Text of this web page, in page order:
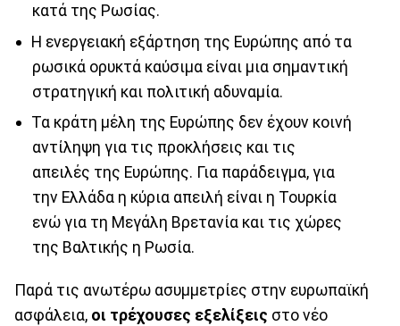
κατά της Ρωσίας.
Η ενεργειακή εξάρτηση της Ευρώπης από τα
ρωσικά ορυκτά καύσιμα είναι μια σημαντική
στρατηγική και πολιτική αδυναμία.
Τα κράτη μέλη της Ευρώπης δεν έχουν κοινή
αντίληψη για τις προκλήσεις και τις
απειλές της Ευρώπης. Για παράδειγμα, για
την Ελλάδα η κύρια απειλή είναι η Τουρκία
ενώ για τη Μεγάλη Βρετανία και τις χώρες
της Βαλτικής η Ρωσία.
Παρά τις ανωτέρω ασυμμετρίες στην ευρωπαϊκή
ασφάλεια, οι τρέχουσες εξελίξεις στο νέο